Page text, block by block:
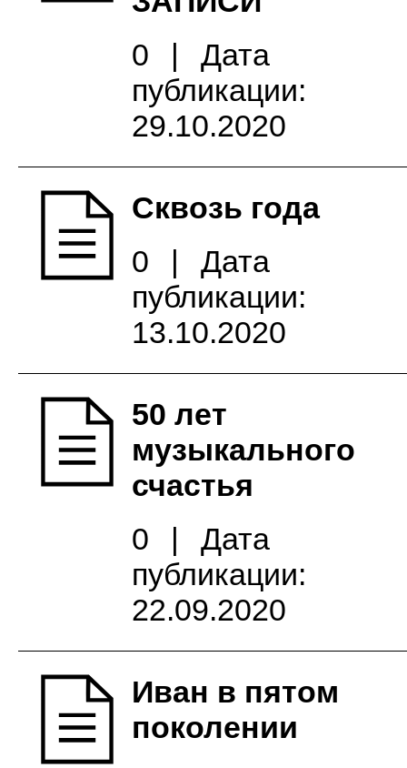
0
|
Дата
публикации:
29.10.2020
Сквозь года
0
|
Дата
публикации:
13.10.2020
50 лет
музыкального
счастья
0
|
Дата
публикации:
22.09.2020
Иван в пятом
поколении